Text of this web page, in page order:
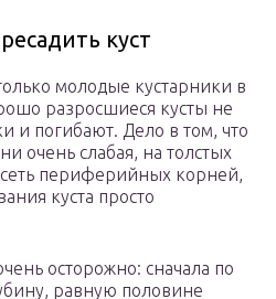
куст
молодые кустарники в
разросшиеся кусты не
и погибают. Дело в том, что
очень слабая, на толстых
сеть периферийных корней,
куста просто
осторожно: сначала по
равную половине